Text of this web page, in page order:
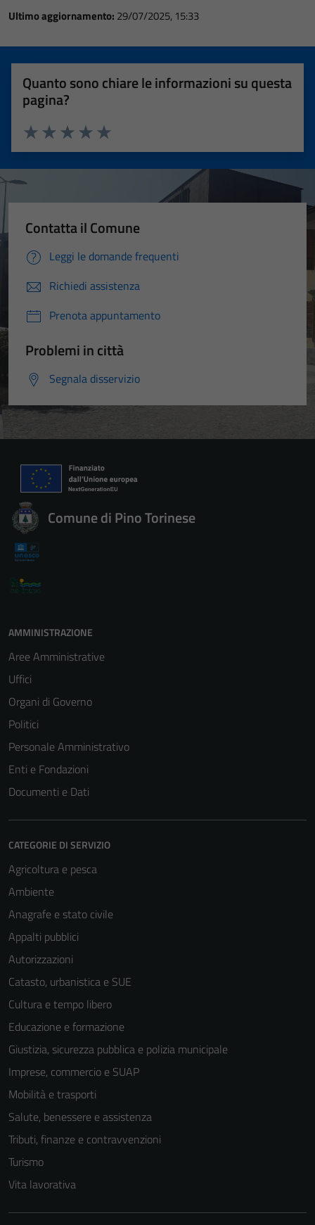
Ultimo aggiornamento: 29/07/2025, 15:33
Quanto sono chiare le informazioni su questa
pagina?
Valuta 5 stelle su 5
Valuta 4 stelle su 5
Valuta 3 stelle su 5
Valuta 2 stelle su 5
Valuta 1 stelle su 5
Contatta il Comune
Leggi le domande frequenti
Richiedi assistenza
Prenota appuntamento
Problemi in città
Segnala disservizio
Comune di Pino Torinese
AMMINISTRAZIONE
Aree Amministrative
Uffici
Organi di Governo
Politici
Personale Amministrativo
Enti e Fondazioni
Documenti e Dati
CATEGORIE DI SERVIZIO
Agricoltura e pesca
Ambiente
Anagrafe e stato civile
Appalti pubblici
Autorizzazioni
Catasto, urbanistica e SUE
Cultura e tempo libero
Educazione e formazione
Giustizia, sicurezza pubblica e polizia municipale
Imprese, commercio e SUAP
Mobilità e trasporti
Salute, benessere e assistenza
Tributi, finanze e contravvenzioni
Turismo
Vita lavorativa
Questi cookie
informazioni